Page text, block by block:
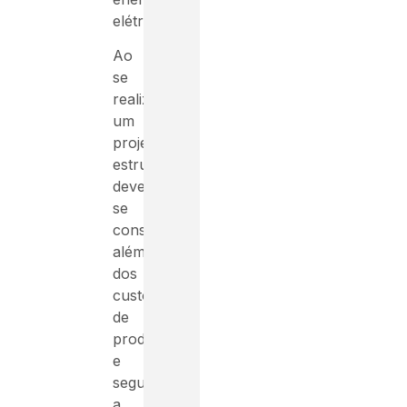
elétrica.
Ao
se
realizar
um
projeto
estrutural
deve-
se
considerar
além
dos
custos
de
produção
e
segurança,